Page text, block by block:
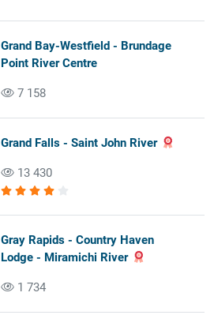
Grand Bay-Westfield - Brundage
Point River Centre
7 158
Grand Falls - Saint John River
13 430
Gray Rapids - Country Haven
Lodge - Miramichi River
1 734